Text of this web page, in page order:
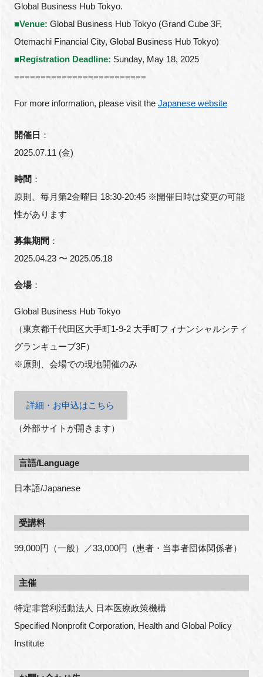
Global Business Hub Tokyo.
■Venue: Global Business Hub Tokyo (Grand Cube 3F,
Otemachi Financial City, Global Business Hub Tokyo)
■Registration Deadline: Sunday, May 18, 2025
=========================
For more information, please visit the Japanese website
開催日 ：
2025.07.11 (金)
時間 ：
原則、毎月第2金曜日 18:30-20:45 ※開催日時は変更の可能
性があります
募集期間 ：
2025.04.23 〜 2025.05.18
会場：
Global Business Hub Tokyo
（東京都千代田区大手町1-9-2 大手町フィナンシャルシティ
グランキューブ3F）
※原則、会場での現地開催のみ
詳細・お申込はこちら
（外部サイトが開きます）
言語/Language
日本語/Japanese
受講料
99,000円（一般）／33,000円（患者・当事者団体関係者）
主催
特定非営利活動法人 日本医療政策機構
Specified Nonprofit Corporation, Health and Global Policy
Institute